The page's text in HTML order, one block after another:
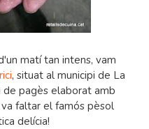
matí tan intens, vam
, situat al municipi de La
de pagès elaborat amb
faltar el famós pèsol
delícia!